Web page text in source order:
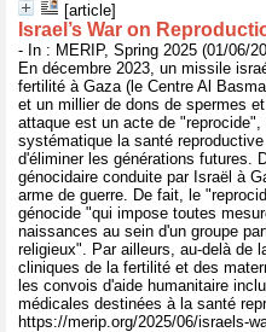
[article]
Israel’s War on
- In : MERIP, Spring 2025 (01/06/
En décembre 2023, un missile
fertilité à Gaza (le Centre Al
et un millier de dons de spermes
attaque est un acte de
systématique la santé
d'éliminer les générations futures.
génocidaire conduite par Israël à
arme de guerre. De fait, le
génocide "qui impose toutes
naissances au sein d'un groupe
religieux". Par ailleurs, au-delà de
cliniques de la fertilité et des
les convois d'aide humanitaire
médicales destinées à la santé
https://merip.org/2025/06/israels-